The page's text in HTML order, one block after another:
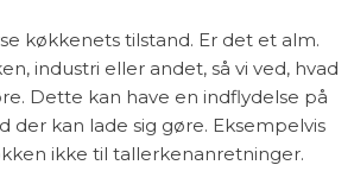
køkkenets tilstand. Er det et alm.
industri eller andet, så vi ved, hvad
Dette kan have en indflydelse på
der kan lade sig gøre. Eksempelvis
ikke til tallerkenanretninger.